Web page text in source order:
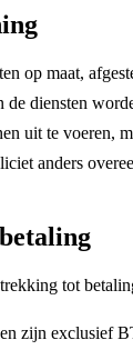
op maat,
de diensten
uit te voeren,
anders
tot
zijn exclusief